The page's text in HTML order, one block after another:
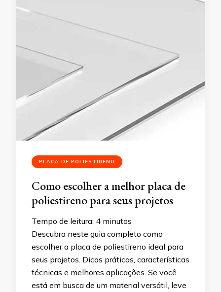
PLACA DE POLIESTIRENO
Como escolher a melhor placa de
poliestireno para seus projetos
Tempo de leitura: 4 minutos
Descubra neste guia completo como
escolher a placa de poliestireno ideal para
seus projetos. Dicas práticas, características
técnicas e melhores aplicações. Se você
está em busca de um material versátil, leve